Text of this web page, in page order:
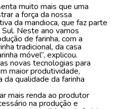
muito mais que uma
a força da nossa
da mandioca, que faz parte
Neste ano vamos
de farinha, com a
tradicional, da casa
móvel”, explicou.
novas tecnologias para
maior produtividade,
qualidade da farinha
mais renda ao produtor
na produção e